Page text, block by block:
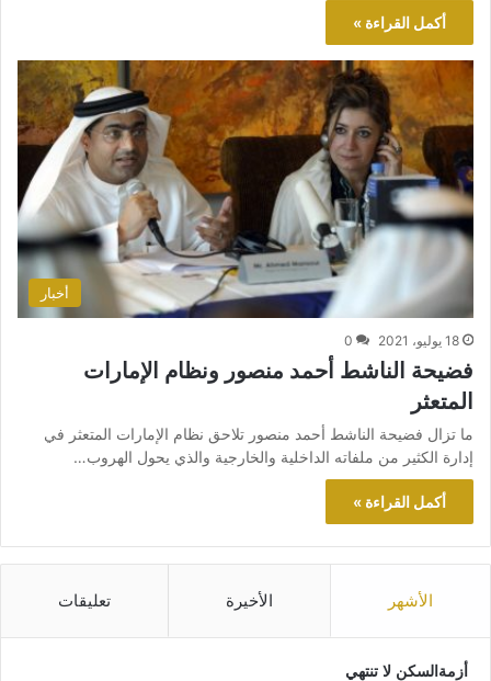
أكمل القراءة »
أخبار
18 يوليو، 2021 0
فضيحة الناشط أحمد منصور ونظام الإمارات
المتعثر
ما تزال فضيحة الناشط أحمد منصور تلاحق نظام الإمارات المتعثر في
إدارة الكثير من ملفاته الداخلية والخارجية والذي يحول الهروب…
أكمل القراءة »
الأشهر الأخيرة تعليقات
أزمةالسكن لا تنتهي